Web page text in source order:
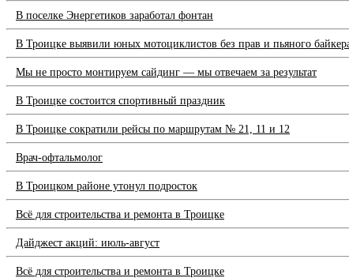
В поселке Энергетиков заработал фонтан
В Троицке выявили юных мотоциклистов без прав и пьяного
Мы не просто монтируем сайдинг — мы отвечаем за результат
В Троицке состоится спортивный праздник
В Троицке сократили рейсы по маршрутам № 21, 11 и 12
Врач-офтальмолог
В Троицком районе утонул подросток
Всё для строительства и ремонта в Троицке
Дайджест акций: июль-август
Всё для строительства и ремонта в Троицке